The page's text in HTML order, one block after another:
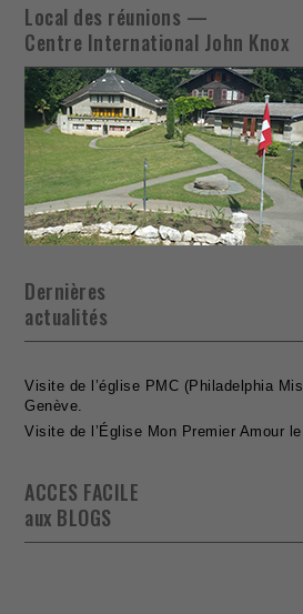
Local des réunions —
Centre International John Knox
Dernières
actualités
Visite de l’église PMC (Philadelphia
Genève.
Visite de l’Église Mon Premier Amour
ACCES FACILE
aux BLOGS